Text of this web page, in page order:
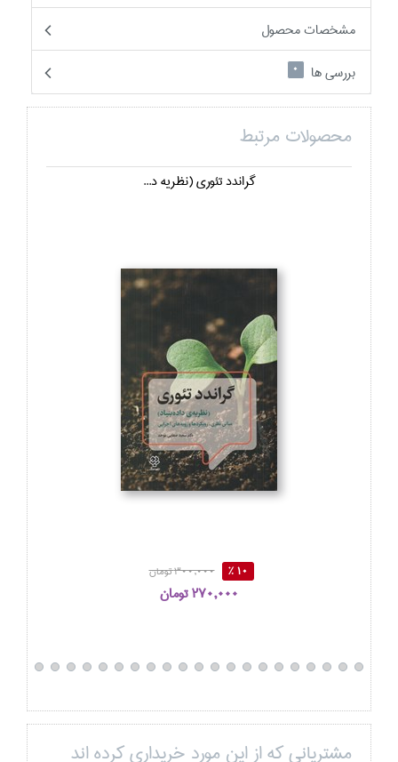
مشخصات محصول
بررسی ها
0
محصولات مرتبط
گراندد تئوري (نظريه د...
10 % 300,000 تومان
270,000 تومان
مشتریانی که از این مورد خریداری کرده اند